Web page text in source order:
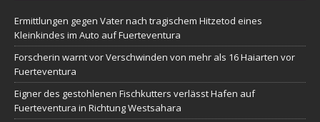
Ermittlungen gegen Vater nach tragischem Hitzetod eines
Kleinkindes im Auto auf Fuerteventura
Forscherin warnt vor Verschwinden von mehr als 16 Haiarten vor
Fuerteventura
Eigner des gestohlenen Fischkutters verlässt Hafen auf
Fuerteventura in Richtung Westsahara